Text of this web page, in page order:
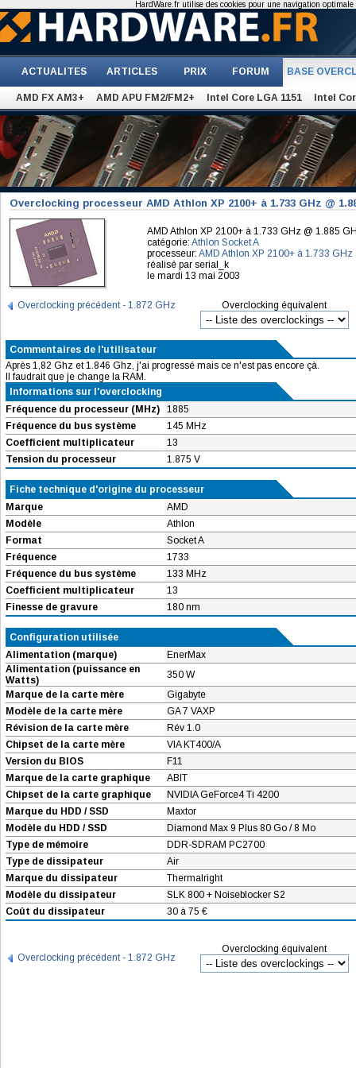
ACTUALITES ARTICLES PRIX FORUM BASE
AMD FX AM3+ AMD APU FM2/FM2+ Intel Core LGA 1151 Intel
Overclocking processeur AMD Athlon XP 2100+ à 1.733 GHz @
AMD Athlon XP 2100+ à 1.733 GHz @ 1.885
catégorie: Athlon Socket A
processeur: AMD Athlon XP 2100+ à 1.733 GHz
réalisé par serial_k
le mardi 13 mai 2003
Overclocking précédent - 1.872 GHz Overclocking équivalent
Commentaires de l'utilisateur
Après 1,82 Ghz et 1.846 Ghz, j'ai progressé mais ce n'est pas encore çà.
Il faudrait que je change la RAM.
Informations sur l'overclocking
Fréquence du processeur (MHz)
1885
Fréquence du bus système
145 MHz
Coefficient multiplicateur
13
Tension du processeur
1.875 V
Fiche technique d'origine du processeur
Marque
AMD
Modèle
Athlon
Format
Socket A
Fréquence
1733
Fréquence du bus système
133 MHz
Coefficient multiplicateur
13
Finesse de gravure
180 nm
Configuration utilisée
Alimentation (marque)
EnerMax
Alimentation (puissance en
Watts)
350 W
Marque de la carte mère
Gigabyte
Modèle de la carte mère
GA 7 VAXP
Révision de la carte mère
Rév 1.0
Chipset de la carte mère
VIA KT400/A
Version du BIOS
F11
Marque de la carte graphique
ABIT
Chipset de la carte graphique
NVIDIA GeForce4 Ti 4200
Marque du HDD / SSD
Maxtor
Modèle du HDD / SSD
Diamond Max 9 Plus 80 Go / 8 Mo
Type de mémoire
DDR-SDRAM PC2700
Type de dissipateur
Air
Marque du dissipateur
Thermalright
Modèle du dissipateur
SLK 800 + Noiseblocker S2
Coût du dissipateur
30 à 75 €
Overclocking précédent - 1.872 GHz
Overclocking équivalent
HardWare.fr utilise des cookies pour une navigation